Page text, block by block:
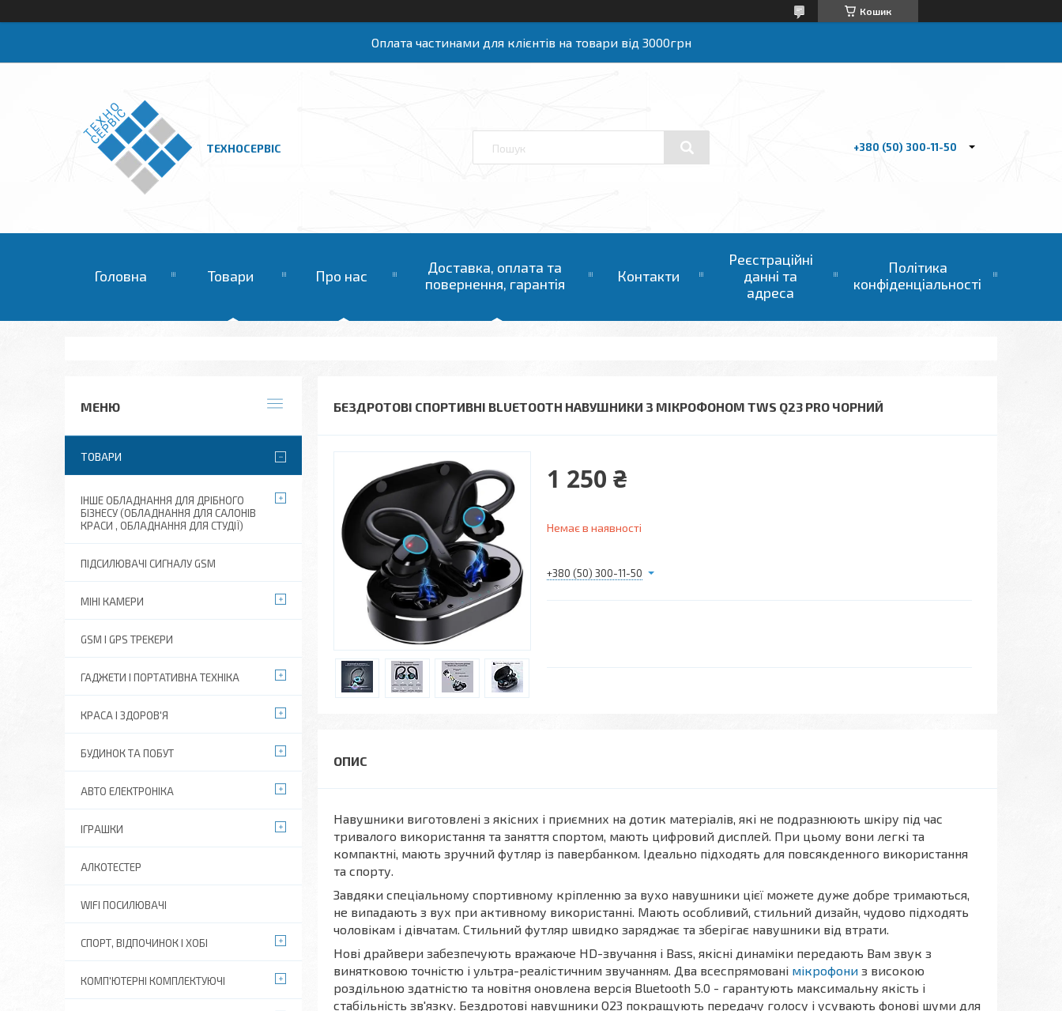
Кошик
Оплата частинами для клієнтів на товари від 3000грн
ТЕХНОСЕРВІС +380 (50) 300-11-50
Головна Товари Про нас
Доставка, оплата та
повернення, гарантія
Контакти
Реєстраційні
данні та
адреса
Політика
конфіденціальності
БЕЗДРОТОВІ СПОРТИВНІ BLUETOOTH НАВУШНИКИ З МІКРОФОНОМ TWS Q23 PRO ЧОРНИЙ
1 250 ₴
Немає в наявності
+380 (50) 300-11-50
Навушники виготовлені з якісних і приємних на дотик матеріалів, які не подразнюють шкіру під час
тривалого використання та заняття спортом, мають цифровий дисплей. При цьому вони легкі та
компактні, мають зручний футляр із павербанком. Ідеально підходять для повсякденного використання
та спорту.
Завдяки спеціальному спортивному кріпленню за вухо навушники цієї можете дуже добре тримаються,
не випадають з вух при активному використанні. Мають особливий, стильний дизайн, чудово підходять
чоловікам і дівчатам. Стильний футляр швидко заряджає та зберігає навушники від втрати.
Нові драйвери забезпечують вражаюче HD-звучання і Bass, якісні динаміки передають Вам звук з
винятковою точністю і ультра-реалістичним звучанням. Два всеспрямовані мікрофони з високою
роздільною здатністю та новітня оновлена версія Bluetooth 5.0 - гарантують максимальну якість і
стабільність зв'язку. Бездротові навушники Q23 покращують передачу голосу і усувають фонові шуми для
ТОВАРИ
ІНШЕ ОБЛАДНАННЯ ДЛЯ ДРІБНОГО
БІЗНЕСУ (ОБЛАДНАННЯ ДЛЯ САЛОНІВ
КРАСИ , ОБЛАДНАННЯ ДЛЯ СТУДІЇ)
ПІДСИЛЮВАЧІ СИГНАЛУ GSM
МІНІ КАМЕРИ
GSM І GPS ТРЕКЕРИ
ГАДЖЕТИ І ПОРТАТИВНА ТЕХНІКА
КРАСА І ЗДОРОВ'Я
БУДИНОК ТА ПОБУТ
АВТО ЕЛЕКТРОНІКА
ІГРАШКИ
АЛКОТЕСТЕР
WIFI ПОСИЛЮВАЧІ
СПОРТ, ВІДПОЧИНОК І ХОБІ
КОМП'ЮТЕРНІ КОМПЛЕКТУЮЧІ